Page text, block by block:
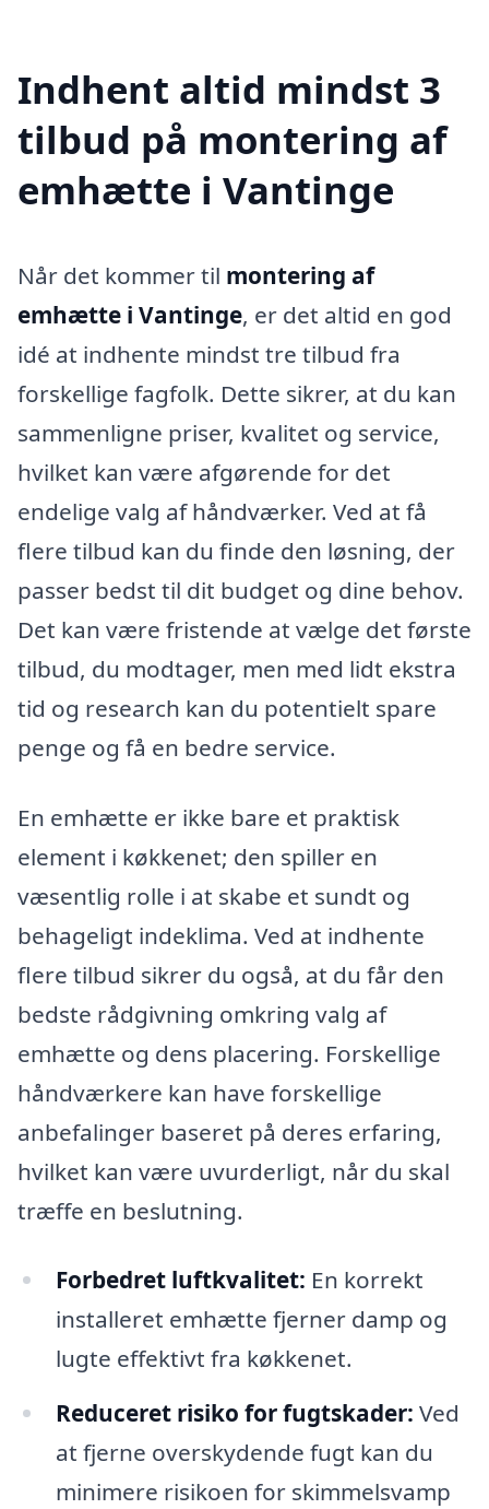
Indhent altid mindst 3
tilbud på montering af
emhætte i Vantinge
Når det kommer til montering af
emhætte i Vantinge, er det altid en god
idé at indhente mindst tre tilbud fra
forskellige fagfolk. Dette sikrer, at du kan
sammenligne priser, kvalitet og service,
hvilket kan være afgørende for det
endelige valg af håndværker. Ved at få
flere tilbud kan du finde den løsning, der
passer bedst til dit budget og dine behov.
Det kan være fristende at vælge det første
tilbud, du modtager, men med lidt ekstra
tid og research kan du potentielt spare
penge og få en bedre service.
En emhætte er ikke bare et praktisk
element i køkkenet; den spiller en
væsentlig rolle i at skabe et sundt og
behageligt indeklima. Ved at indhente
flere tilbud sikrer du også, at du får den
bedste rådgivning omkring valg af
emhætte og dens placering. Forskellige
håndværkere kan have forskellige
anbefalinger baseret på deres erfaring,
hvilket kan være uvurderligt, når du skal
træffe en beslutning.
Forbedret luftkvalitet: En korrekt
installeret emhætte fjerner damp og
lugte effektivt fra køkkenet.
Reduceret risiko for fugtskader: Ved
at fjerne overskydende fugt kan du
minimere risikoen for skimmelsvamp